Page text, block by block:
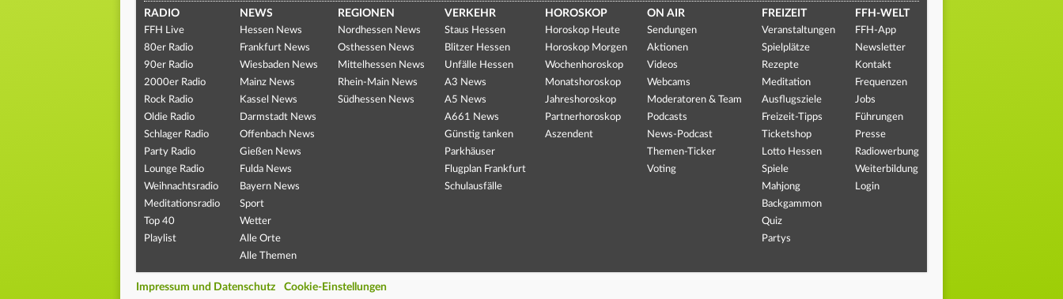
RADIO
FFH Live
80er Radio
90er Radio
2000er Radio
Rock Radio
Oldie Radio
Schlager Radio
Party Radio
Lounge Radio
Weihnachtsradio
Meditationsradio
Top 40
Playlist
NEWS
Hessen News
Frankfurt News
Wiesbaden News
Mainz News
Kassel News
Darmstadt News
Offenbach News
Gießen News
Fulda News
Bayern News
Sport
Wetter
Alle Orte
Alle Themen
REGIONEN
Nordhessen News
Osthessen News
Mittelhessen News
Rhein-Main News
Südhessen News
VERKEHR
Staus Hessen
Blitzer Hessen
Unfälle Hessen
A3 News
A5 News
A661 News
Günstig tanken
Parkhäuser
Flugplan Frankfurt
Schulausfälle
HOROSKOP
Horoskop Heute
Horoskop Morgen
Wochenhoroskop
Monatshoroskop
Jahreshoroskop
Partnerhoroskop
Aszendent
ON AIR
Sendungen
Aktionen
Videos
Webcams
Moderatoren & Team
Podcasts
News-Podcast
Themen-Ticker
Voting
FREIZEIT
Veranstaltungen
Spielplätze
Rezepte
Meditation
Ausflugsziele
Freizeit-Tipps
Ticketshop
Lotto Hessen
Spiele
Mahjong
Backgammon
Quiz
Partys
FFH-WELT
FFH-App
Newsletter
Kontakt
Frequenzen
Jobs
Führungen
Presse
Radiowerbung
Weiterbildung
Login
Impressum und Datenschutz Cookie-Einstellungen